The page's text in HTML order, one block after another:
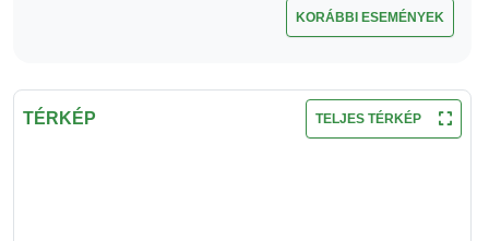
KORÁBBI ESEMÉNYEK
TÉRKÉP TELJES TÉRKÉP